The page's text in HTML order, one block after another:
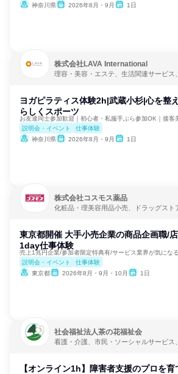
神奈川県
2026年8月・9月 1日
株式会社LAVA International
理容・美容・エステ、生活関連サービス
ヨガピラティス体験2h|武蔵小杉|心を整
らしくスポーツ
お友達同士参加歓迎｜初心者・私服手ぶら参加OK｜接客
説明会・イベント
仕事体験
神奈川県
2026年8月・9月 1日
株式会社コスモス薬品
化粧品・理美容用品小売、ドラッグスト
東京都開催 大手小売企業の商品企画職/
1day仕事体験
売上1兆円企業/参加者限定特典有/サービス業界が気にな
説明会・イベント
仕事体験
東京都
2026年8月・9月・10月 1日
社会福祉法人茶の花福祉会
看護・介護、市民・ソーシャルサービス
【オンライン1h】障害者支援のプロを育